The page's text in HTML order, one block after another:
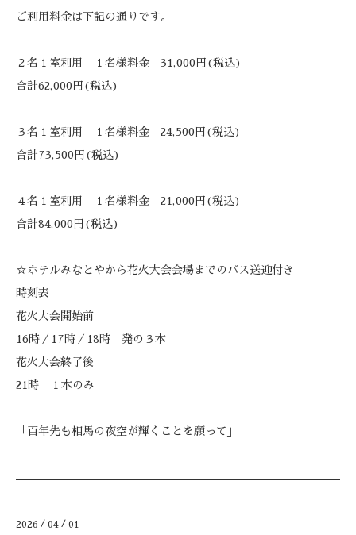
ご利用料金は下記の通りです。
２名１室利用 １名様料金 31,000円(税込)
合計62,000円(税込)
３名１室利用 １名様料金 24,500円(税込)
合計73,500円(税込)
４名１室利用 １名様料金 21,000円(税込)
合計84,000円(税込)
☆ホテルみなとやから花火大会会場までのバス送迎付き
時刻表
花火大会開始前
16時／17時／18時 発の３本
花火大会終了後
21時 １本のみ
「百年先も相馬の夜空が輝くことを願って」
2026 / 04 / 01